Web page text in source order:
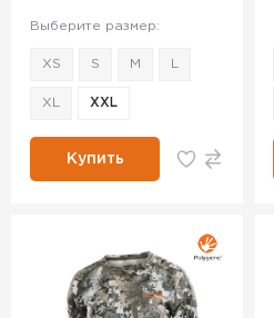
Выберите размер:
XS S M
XL XXL
Купить